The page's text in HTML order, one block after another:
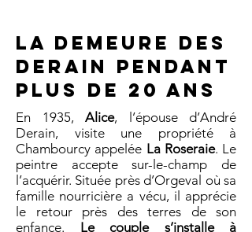
La demeure des
Derain pendant
plus de 20 ans
En 1935, Alice, l’épouse d’André
Derain, visite une propriété à
Chambourcy appelée La Roseraie. Le
peintre accepte sur-le-champ de
l’acquérir. Située près d’Orgeval où sa
famille nourricière a vécu, il apprécie
le retour près des terres de son
enfance. Le couple s’installe à